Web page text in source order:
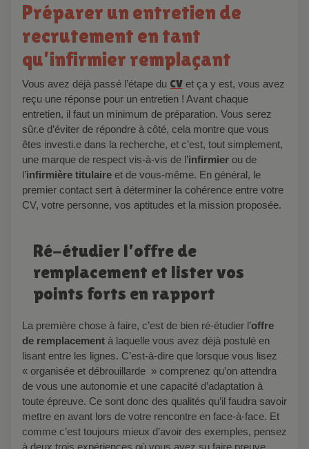
Préparer un entretien de
recrutement en tant
qu’infirmier remplaçant
Vous avez déjà passé l’étape du CV et ça y est, vous avez
reçu une réponse pour un entretien ! Avant chaque
entretien, il faut un minimum de préparation. Vous serez
sûr.e d’éviter de répondre à côté, cela montre que vous
êtes investi.e dans la recherche, et c’est, tout simplement,
une marque de respect vis-à-vis de l’infirmier ou de
l’infirmière titulaire et de vous-même. En général, le
premier contact sert à déterminer la cohérence entre votre
CV, votre personne, vos aptitudes et la mission proposée.
Ré-étudier l’offre de
remplacement et lister vos
points forts en rapport
La première chose à faire, c’est de bien ré-étudier l’offre
de remplacement à laquelle vous avez déjà postulé en
lisant entre les lignes. C’est-à-dire que lorsque vous lisez
« organisée et débrouillarde » comprenez qu’on attendra
de vous une autonomie et une capacité d’adaptation à
toute épreuve. Ce sont donc des qualités qu’il faudra savoir
mettre en avant lors de votre rencontre en face-à-face. Et
comme c’est toujours mieux d’avoir des exemples, pensez